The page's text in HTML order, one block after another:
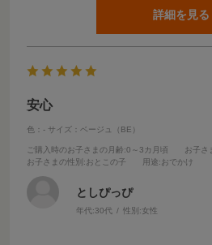
詳細を見る
安心
色：- サイズ：ベージュ（BE）
ご購入時のお子さまの月齢:0～3カ月頃 お子さ
お子さまの性別 :おとこの子 用途:おでかけ
としぴっぴ
年代:30代 性別:女性